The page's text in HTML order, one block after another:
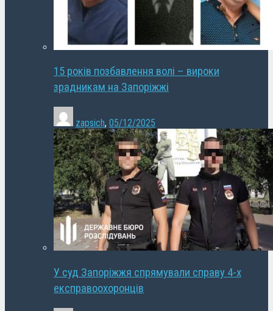
15 років позбавлення волі – вироки
зрадникам на Запоріжжі
zapsich, 05/12/2025
У суд Запоріжжя спрямували справу 4-х
експравоохоронців